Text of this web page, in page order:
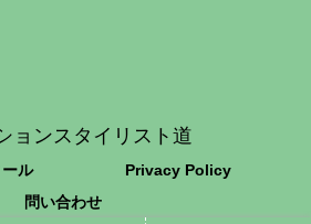
ョンスタイリスト道
ル
Privacy Policy
問い合わせ